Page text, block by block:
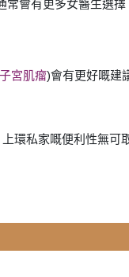
會有更多女醫生選擇
子宮肌瘤)會有更好嘅建
環私家嘅便利性無